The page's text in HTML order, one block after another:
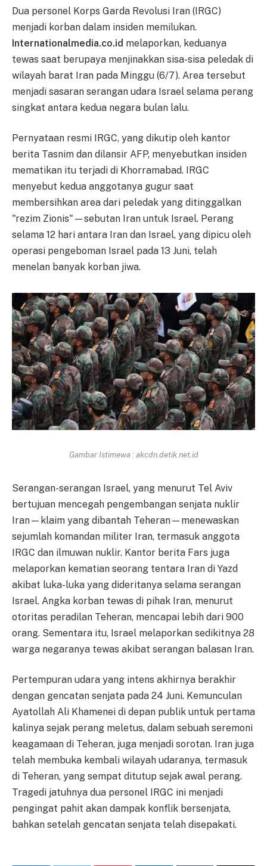
Dua personel Korps Garda Revolusi Iran (IRGC)
menjadi korban dalam insiden memilukan.
Internationalmedia.co.id melaporkan, keduanya
tewas saat berupaya menjinakkan sisa-sisa peledak di
wilayah barat Iran pada Minggu (6/7). Area tersebut
menjadi sasaran serangan udara Israel selama perang
singkat antara kedua negara bulan lalu.
Pernyataan resmi IRGC, yang dikutip oleh kantor
berita Tasnim dan dilansir AFP, menyebutkan insiden
mematikan itu terjadi di Khorramabad. IRGC
menyebut kedua anggotanya gugur saat
membersihkan area dari peledak yang ditinggalkan
"rezim Zionis"—sebutan Iran untuk Israel. Perang
selama 12 hari antara Iran dan Israel, yang dipicu oleh
operasi pengeboman Israel pada 13 Juni, telah
menelan banyak korban jiwa.
Gambar Istimewa : akcdn.detik.net.id
Serangan-serangan Israel, yang menurut Tel Aviv
bertujuan mencegah pengembangan senjata nuklir
Iran—klaim yang dibantah Teheran—menewaskan
sejumlah komandan militer Iran, termasuk anggota
IRGC dan ilmuwan nuklir. Kantor berita Fars juga
melaporkan kematian seorang tentara Iran di Yazd
akibat luka-luka yang dideritanya selama serangan
Israel. Angka korban tewas di pihak Iran, menurut
otoritas peradilan Teheran, mencapai lebih dari 900
orang. Sementara itu, Israel melaporkan sedikitnya 28
warga negaranya tewas akibat serangan balasan Iran.
Pertempuran udara yang intens akhirnya berakhir
dengan gencatan senjata pada 24 Juni. Kemunculan
Ayatollah Ali Khamenei di depan publik untuk pertama
kalinya sejak perang meletus, dalam sebuah seremoni
keagamaan di Teheran, juga menjadi sorotan. Iran juga
telah membuka kembali wilayah udaranya, termasuk
di Teheran, yang sempat ditutup sejak awal perang.
Tragedi jatuhnya dua personel IRGC ini menjadi
pengingat pahit akan dampak konflik bersenjata,
bahkan setelah gencatan senjata telah disepakati.